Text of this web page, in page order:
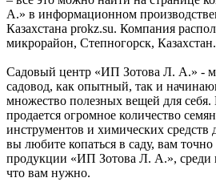
А.» в информационном
Казахстана prokz.su. Компания
микрорайон, Степногорск, Казахстан.
Садовый центр «ИП Зотова Л. А.» -
садовод, как опытный, так и
множество полезных вещей для
продается огромное количество
инструментов и химических средств
вы любите копаться в саду, вам
продукции «ИП Зотова Л. А.», среди
что вам нужно.